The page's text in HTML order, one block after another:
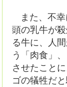
また、不
頭の乳牛が
る牛に、人
う「肉食」
させたこと
ゴの犠牲だ